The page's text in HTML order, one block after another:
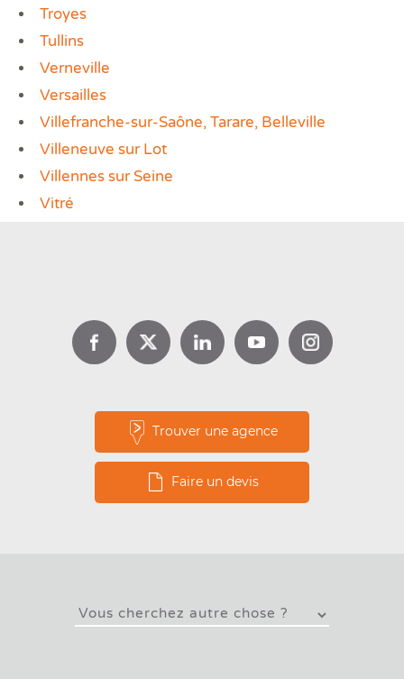
Troyes
Tullins
Verneville
Versailles
Villefranche-sur-Saône, Tarare, Belleville
Villeneuve sur Lot
Villennes sur Seine
Vitré
Trouver une agence
Faire un devis